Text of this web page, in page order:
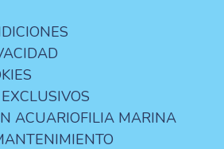
ACUARIOFILIA MARINA